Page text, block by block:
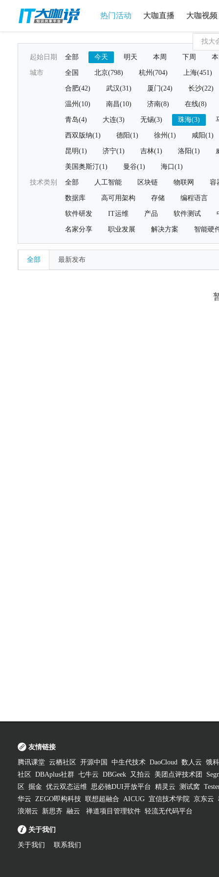
热门活动 大咖直播 大咖视频
起始日期 全部 今天 明天 本周 下周
城市 全国 北京(798) 杭州(704) 上海(451)
合肥(42) 武汉(31) 厦门(24) 长沙(22)
温州(10) 南昌(10) 济南(8) 在线(8)
青岛(4) 大连(3) 无锡(3) 珠海(3)
西双版纳(1) 德阳(1) 徐州(1) 咸阳(1)
昆明(1) 济宁(1) 吉林(1) 洛阳(1)
美国奥斯汀(1) 曼谷(1) 海口(1)
技术类别 全部 人工智能 区块链 物联网 容
数据库 高可用架构 存储 编程语言
软件研发 IT运维 产品 软件测试
名家分享 职业发展 解决方案 智能硬
全部 最新发布
友情链接
腾讯课堂 云栖社区 开源中国 中生代技术 DaoCloud 数人云 饿
社区
DBAplus社群 七牛云 DBGeek 又拍云 美团点评技术团
区
掘金 优云双态运维 思必驰DUI开放平台 精灵云 测试窝
华云 ZEGO即构科技 联想超融合 AICUG 宜信技术学院 京东云
浪潮云
新思齐 融云 禅道项目管理软件 轻流无代码平台
关于我们
关于我们 联系我们